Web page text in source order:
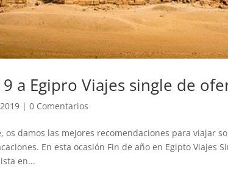
a Egipro Viajes single de
|0 Comentarios
os damos las mejores recomendaciones para viajar
En esta ocasión Fin de año en Egipto Viajes
en...